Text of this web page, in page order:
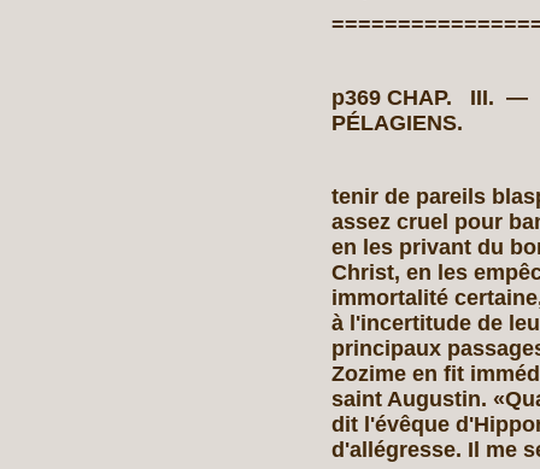
p369 CHAP. III. —
PÉLAGIENS.
tenir de pareils
assez cruel pour
en les privant du
Christ, en les
immortalité
à l'incertitude de
principaux
Zozime en fit
saint Augustin.
dit l'évêque
d'allégresse. Il me